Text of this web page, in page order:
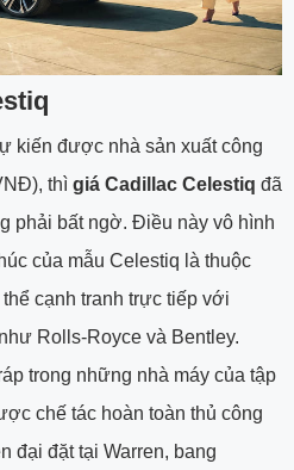
kiến được nhà sản xuất công
thì giá Cadillac Celestiq đã
phải bất ngờ. Điều này vô hình
của mẫu Celestiq là thuộc
cạnh tranh trực tiếp với
Rolls-Royce và Bentley.
trong những nhà máy của tập
chế tác hoàn toàn thủ công
đại đặt tại Warren, bang